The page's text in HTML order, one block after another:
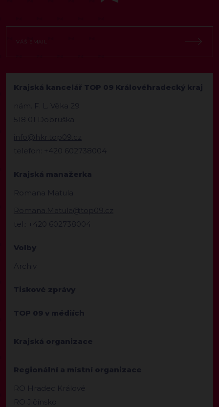
Krajská kancelář TOP 09 Královéhradecký kraj
nám. F. L. Věka 29
518 01 Dobruška
info@hkr.top09.cz
telefon: +420 602738004
Krajská manažerka
Romana Matula
Romana.Matula@top09.cz
tel.: +420 602738004
Volby
Archiv
Tiskové zprávy
TOP 09 v médiích
Krajská organizace
Regionální a místní organizace
RO Hradec Králové
RO Jičínsko